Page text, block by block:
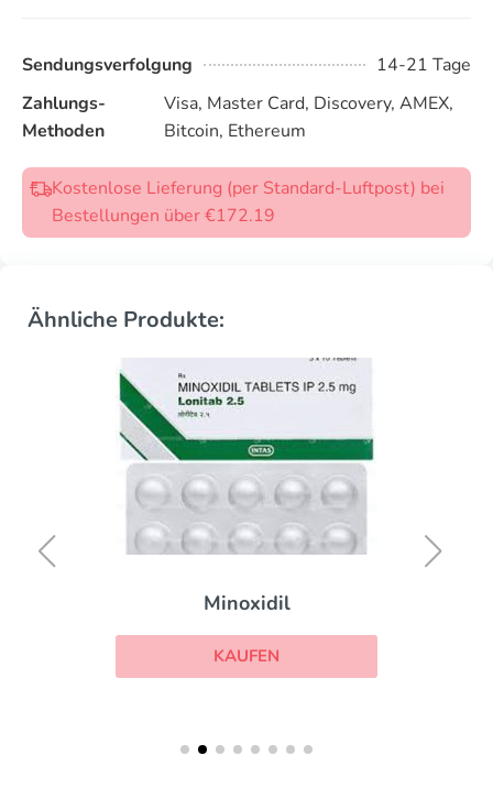
Sendungsverfolgung
14-21 Tage
Zahlungs-
Methoden
Visa, Master Card, Discovery, AMEX,
Bitcoin, Ethereum
Kostenlose Lieferung (per Standard-Luftpost) bei
Bestellungen über €172.19
Ähnliche Produkte:
Minoxidil
KAUFEN